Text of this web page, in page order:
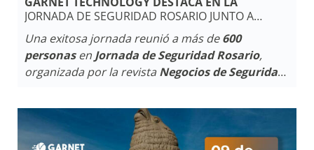
JORNADA DE SEGURIDAD ROSARIO JUNTO A
PROPIEDAD PROTEGIDA
Una exitosa jornada reunió a más de600
personasen Jornada de Seguridad Rosario,
organizada por la revista Negocios de Seguridad.
autorizadoPropiedad Protegida, presentaron
innovaciones en seguridad que marcarán un
antes y un después en el sector